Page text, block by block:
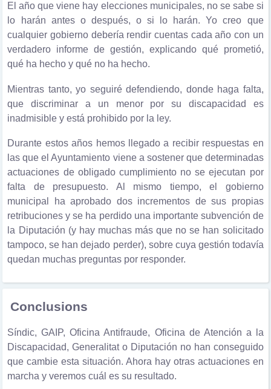
El año que viene hay elecciones municipales, no se sabe si
lo harán antes o después, o si lo harán. Yo creo que
cualquier gobierno debería rendir cuentas cada año con un
verdadero informe de gestión, explicando qué prometió,
qué ha hecho y qué no ha hecho.
Mientras tanto, yo seguiré defendiendo, donde haga falta,
que discriminar a un menor por su discapacidad es
inadmisible y está prohibido por la ley.
Durante estos años hemos llegado a recibir respuestas en
las que el Ayuntamiento viene a sostener que determinadas
actuaciones de obligado cumplimiento no se ejecutan por
falta de presupuesto. Al mismo tiempo, el gobierno
municipal ha aprobado dos incrementos de sus propias
retribuciones y se ha perdido una importante subvención de
la Diputación (y hay muchas más que no se han solicitado
tampoco, se han dejado perder), sobre cuya gestión todavía
quedan muchas preguntas por responder.
Conclusions
Síndic, GAIP, Oficina Antifraude, Oficina de Atención a la
Discapacidad, Generalitat o Diputación no han conseguido
que cambie esta situación. Ahora hay otras actuaciones en
marcha y veremos cuál es su resultado.